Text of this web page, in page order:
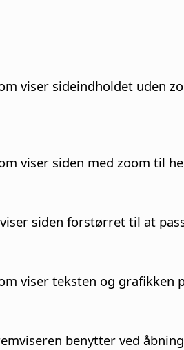
viser sideindholdet uden
viser siden med zoom til
siden forstørret til at
viser teksten og
benytter ved